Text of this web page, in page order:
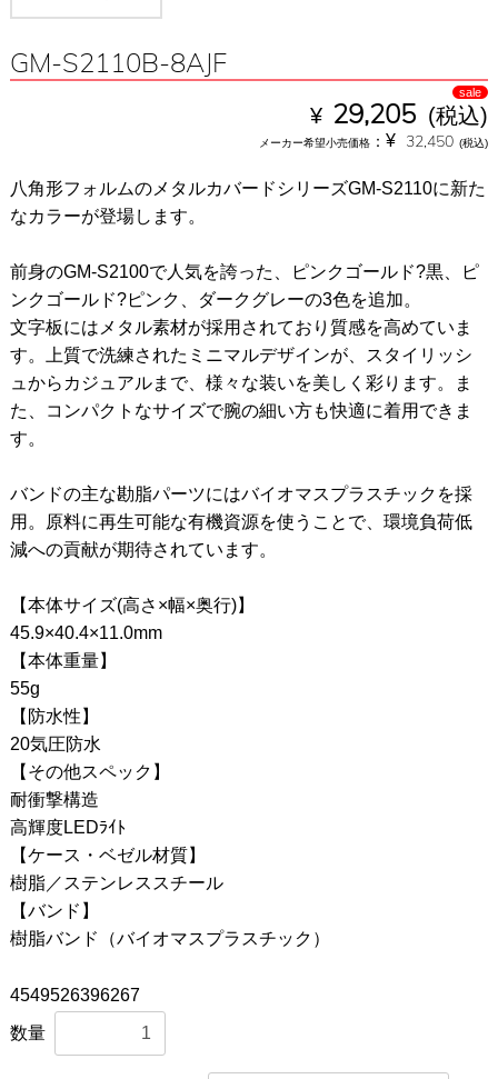
GM-S2110B-8AJF
sale
¥ 29,205 (税込)
メーカー希望小売価格 ：¥ 32,450 (税込)
八角形フォルムのメタルカバードシリーズGM-S2110に新た
なカラーが登場します。
前身のGM-S2100で人気を誇った、ピンクゴールド?黒、ピ
ンクゴールド?ピンク、ダークグレーの3色を追加。
文字板にはメタル素材が採用されており質感を高めていま
す。上質で洗練されたミニマルデザインが、スタイリッシ
ュからカジュアルまで、様々な装いを美しく彩ります。ま
た、コンパクトなサイズで腕の細い方も快適に着用できま
す。
バンドの主な勘脂パーツにはバイオマスプラスチックを採
用。原料に再生可能な有機資源を使うことで、環境負荷低
減への貢献が期待されています。
【本体サイズ(高さ×幅×奥行)】
45.9×40.4×11.0mm
【本体重量】
55g
【防水性】
20気圧防水
【その他スペック】
耐衝撃構造
高輝度LEDﾗｲﾄ
【ケース・ベゼル材質】
樹脂／ステンレススチール
【バンド】
樹脂バンド（バイオマスプラスチック）
4549526396267
数量